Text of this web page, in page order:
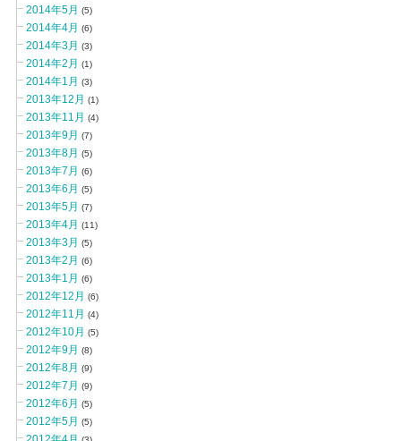
2014年5月 (5)
2014年4月 (6)
2014年3月 (3)
2014年2月 (1)
2014年1月 (3)
2013年12月 (1)
2013年11月 (4)
2013年9月 (7)
2013年8月 (5)
2013年7月 (6)
2013年6月 (5)
2013年5月 (7)
2013年4月 (11)
2013年3月 (5)
2013年2月 (6)
2013年1月 (6)
2012年12月 (6)
2012年11月 (4)
2012年10月 (5)
2012年9月 (8)
2012年8月 (9)
2012年7月 (9)
2012年6月 (5)
2012年5月 (5)